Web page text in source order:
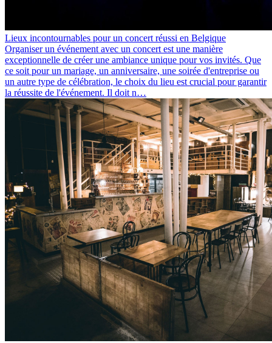
Lieux incontournables pour un concert réussi en Belgique
Organiser un événement avec un concert est une manière
exceptionnelle de créer une ambiance unique pour vos invités. Que
ce soit pour un mariage, un anniversaire, une soirée d'entreprise ou
un autre type de célébration, le choix du lieu est crucial pour garantir
la réussite de l'événement. Il doit n…